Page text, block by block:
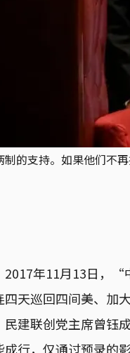
的支持。如果他们不
2017年11月13日，
四天巡回四间美、加
民建联创党主席曾钰
成行，仅通过预录的